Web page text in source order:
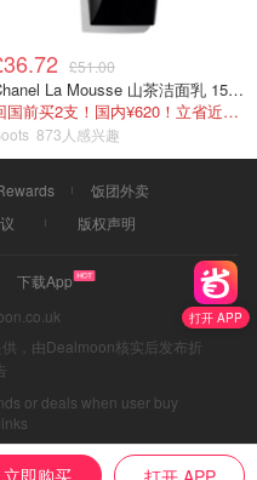
打开 APP
立即购买
£51.00
Chanel La Mousse 山茶洁面乳 150ml
回国前买2支！国内¥620！立省近一半！
873人感兴趣
饭团外卖
版权声明
下载App
，由Dealmoon核实后发布折
or deals when user buy